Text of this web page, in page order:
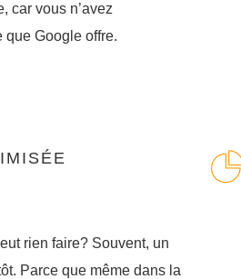
car vous n’avez
que Google offre.
rien faire? Souvent, un
Parce que même dans la